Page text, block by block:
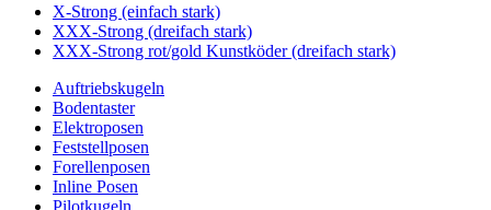
X-Strong (einfach stark)
XXX-Strong (dreifach stark)
XXX-Strong rot/gold Kunstköder (dreifach stark)
Auftriebskugeln
Bodentaster
Elektroposen
Feststellposen
Forellenposen
Inline Posen
Pilotkugeln